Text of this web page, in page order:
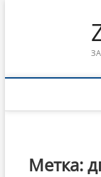
Метка: